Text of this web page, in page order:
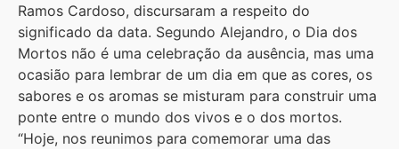
Ramos Cardoso, discursaram a respeito do
significado da data. Segundo Alejandro, o Dia dos
Mortos não é uma celebração da ausência, mas uma
ocasião para lembrar de um dia em que as cores, os
sabores e os aromas se misturam para construir uma
ponte entre o mundo dos vivos e o dos mortos.
“Hoje, nos reunimos para comemorar uma das